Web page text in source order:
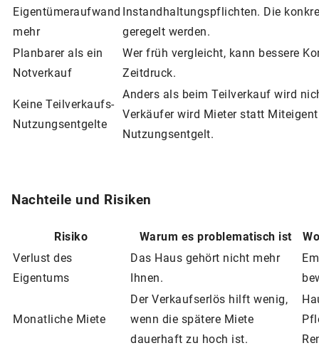
Eigentümeraufwand
mehr
Instandhaltungspflichten. Die
geregelt werden.
Planbarer als ein
Notverkauf
Wer früh vergleicht, kann bessere
Zeitdruck.
Keine Teilverkaufs-
Nutzungsentgelte
Anders als beim Teilverkauf wird
Verkäufer wird Mieter statt
Nutzungsentgelt.
Nachteile und Risiken
Risiko Warum es problematisch ist
Verlust des
Eigentums
Das Haus gehört nicht mehr
Ihnen.
Monatliche Miete
Der Verkaufserlös hilft wenig,
wenn die spätere Miete
dauerhaft zu hoch ist.